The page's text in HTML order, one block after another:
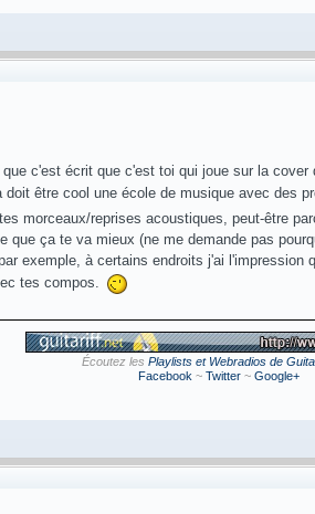
c'est écrit que c'est toi qui joue sur la
doit être cool une école de musique avec des
morceaux/reprises acoustiques, peut-être
que ça te va mieux (ne me demande pas
exemple, à certains endroits j'ai l'impression
tes compos.
Écoutez les Playlists et Webradios de
Facebook ~ Twitter~ Google+